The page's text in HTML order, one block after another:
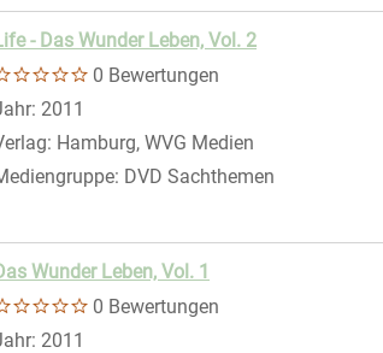
Filter anzeigen
- Das Wunder Leben, Vol. 2
0 Bewertungen
nach diesem Verfasser
2011
Hamburg, WVG Medien
DVD Sachthemen
Wunder Leben, Vol. 1
0 Bewertungen
nach diesem Verfasser
2011